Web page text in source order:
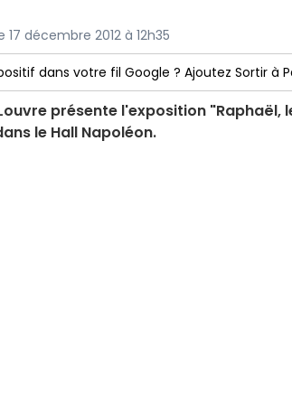
17 décembre 2012 à 12h35
dans votre fil Google ? Ajoutez Sortir à
présente l'exposition "Raphaël,
le Hall Napoléon.